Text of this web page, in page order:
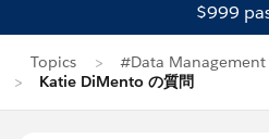
$999
Topics
#Data Management
Katie DiMento の質問